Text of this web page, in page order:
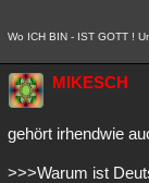
Wo ICH BIN - IST GOTT !
MIKESCH
gehört irhendwie
>>>Warum ist